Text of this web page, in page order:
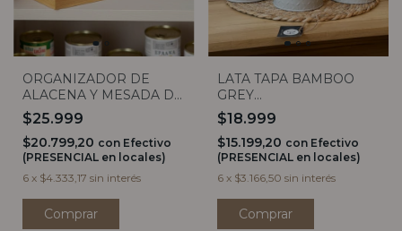
ORGANIZADOR DE
ALACENA Y MESADA DE
BAMBOO 4 DIVISIONES
$25.999
$20.799,20 con Efectivo
(PRESENCIAL en locales)
6 x $4.333,17 sin interés
LATA TAPA BAMBOO
GREY
TEA/SUGAR/COFFEE
$18.999
$15.199,20 con Efectivo
(PRESENCIAL en locales)
6 x $3.166,50 sin interés
Comprar